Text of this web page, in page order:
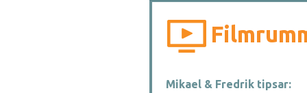
Mikael & Fredrik tipsar: